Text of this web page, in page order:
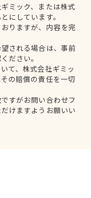
ミック、または株式
にしています。
りますが、内容を完
される場合は、事前
ださい。
て、株式会社ギミッ
の賠償の責任を一切
すがお問い合わせフ
けますようお願いい